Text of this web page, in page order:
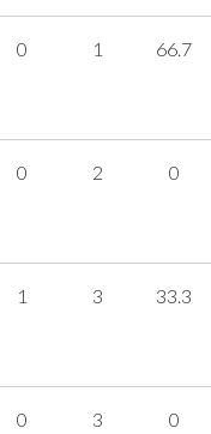
0 1 66.7
0 2 0
1 3 33.3
0 3 0